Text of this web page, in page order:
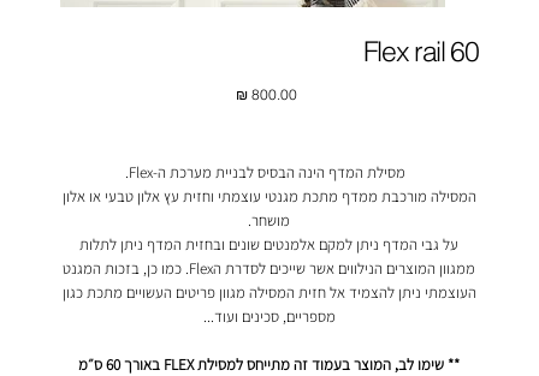
Flex rail 60
מחיר
מסילת המדף הינה הבסיס לבניית מערכת ה-Flex.
המסילה מורכבת ממדף מתכת מגנטי עוצמתי וחזית עץ אלון טבעי או אלון
מושחר.
על גבי המדף ניתן למקם אלמנטים שונים ובחזית המדף ניתן לתלות
ממגוון המוצרים הנילווים אשר שייכים לסדרת הFlex. כמו כן, בזכות המגנט
העוצמתי ניתן להצמיד אל חזית המסילה מגוון פריטים העשויים מתכת כגון
מספריים, סכינים ועוד...
** שימו לב, המוצר בעמוד זה מתייחס למסילת FLEX באורך 60 ס״מ